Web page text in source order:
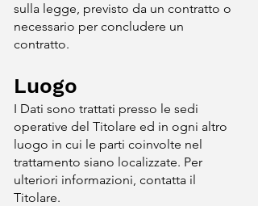
sulla legge, previsto da un contratto o
necessario per concludere un
contratto.
Luogo
I Dati sono trattati presso le sedi
operative del Titolare ed in ogni altro
luogo in cui le parti coinvolte nel
trattamento siano localizzate. Per
ulteriori informazioni, contatta il
Titolare.